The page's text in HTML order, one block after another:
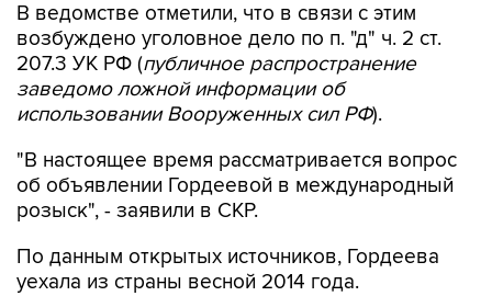
В ведомстве отметили, что в связи с этим
возбуждено уголовное дело по п. "д" ч. 2 ст.
207.3 УК РФ (публичное распространение
заведомо ложной информации об
использовании Вооруженных сил РФ).
"В настоящее время рассматривается вопрос
об объявлении Гордеевой в международный
розыск", - заявили в СКР.
По данным открытых источников, Гордеева
уехала из страны весной 2014 года.